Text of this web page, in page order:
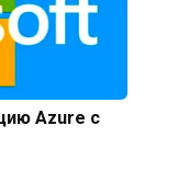
Azure с